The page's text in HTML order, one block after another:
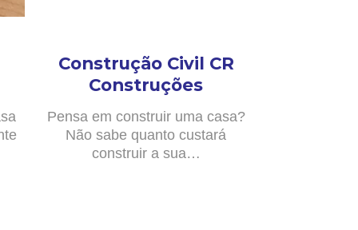
Construção Civil CR
Construções
Pensa em construir uma casa?
Não sabe quanto custará
construir a sua…